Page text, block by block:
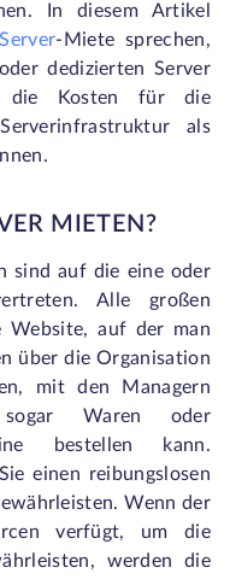
In diesem Artikel
-Miete sprechen,
dedizierten Server
die Kosten für die
als
MIETEN?
sind auf die eine oder
Alle großen
Website, auf der man
über die Organisation
mit den Managern
Waren oder
bestellen kann.
einen reibungslosen
Wenn der
verfügt, um die
werden die